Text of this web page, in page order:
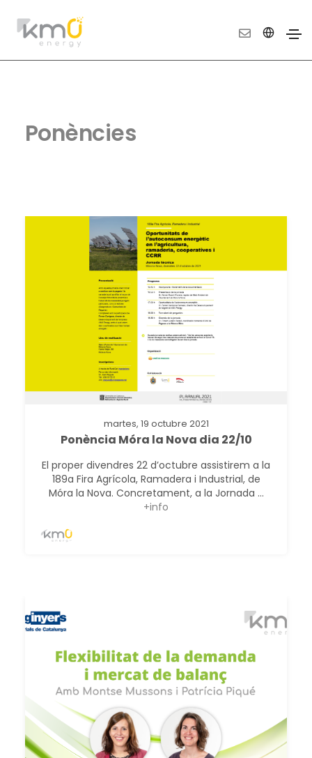
Ponències
martes, 19 octubre 2021
Ponència Móra la Nova dia 22/10
El proper divendres 22 d’octubre assistirem a la
189a Fira Agrícola, Ramadera i Industrial, de
Móra la Nova. Concretament, a la Jornada ...
+info